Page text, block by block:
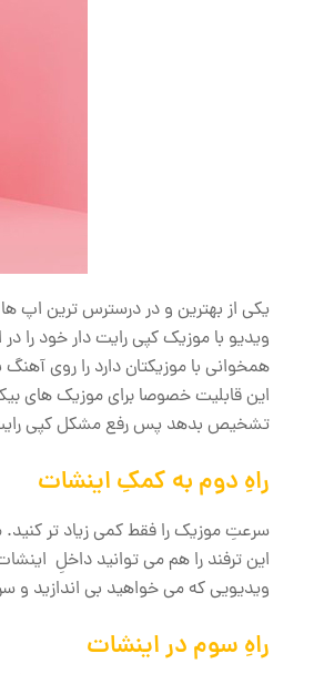
یکی از بهترین و در درسترس ترین اپ
همخوانی با موزیکتان دارد را روی آهنگ
این قابلیت خصوصا برای موزیک های
تشخیص بدهد پس رفع مشکل کپی رایت
راهِ دوم به کمکِ اینشات
سرعتِ موزیک را فقط کمی زیاد تر کنید. مثلا اگر روی 100 است، سرعتش
ویدیویی که می خواهید بی اندازید و
راهِ سوم در اینشات